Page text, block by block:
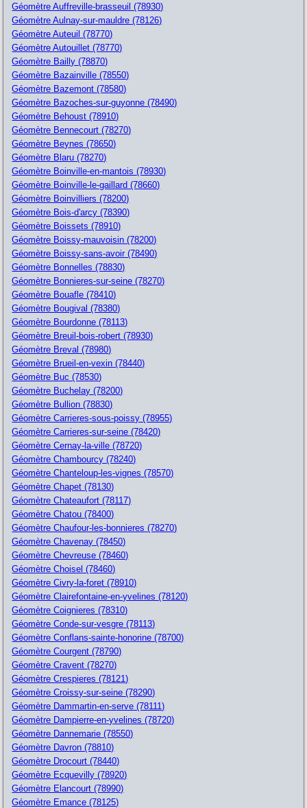
Géomètre Auffreville-brasseuil (78930)
Géomètre Aulnay-sur-mauldre (78126)
Géomètre Auteuil (78770)
Géomètre Autouillet (78770)
Géomètre Bailly (78870)
Géomètre Bazainville (78550)
Géomètre Bazemont (78580)
Géomètre Bazoches-sur-guyonne (78490)
Géomètre Behoust (78910)
Géomètre Bennecourt (78270)
Géomètre Beynes (78650)
Géomètre Blaru (78270)
Géomètre Boinville-en-mantois (78930)
Géomètre Boinville-le-gaillard (78660)
Géomètre Boinvilliers (78200)
Géomètre Bois-d'arcy (78390)
Géomètre Boissets (78910)
Géomètre Boissy-mauvoisin (78200)
Géomètre Boissy-sans-avoir (78490)
Géomètre Bonnelles (78830)
Géomètre Bonnieres-sur-seine (78270)
Géomètre Bouafle (78410)
Géomètre Bougival (78380)
Géomètre Bourdonne (78113)
Géomètre Breuil-bois-robert (78930)
Géomètre Breval (78980)
Géomètre Brueil-en-vexin (78440)
Géomètre Buc (78530)
Géomètre Buchelay (78200)
Géomètre Bullion (78830)
Géomètre Carrieres-sous-poissy (78955)
Géomètre Carrieres-sur-seine (78420)
Géomètre Cernay-la-ville (78720)
Géomètre Chambourcy (78240)
Géomètre Chanteloup-les-vignes (78570)
Géomètre Chapet (78130)
Géomètre Chateaufort (78117)
Géomètre Chatou (78400)
Géomètre Chaufour-les-bonnieres (78270)
Géomètre Chavenay (78450)
Géomètre Chevreuse (78460)
Géomètre Choisel (78460)
Géomètre Civry-la-foret (78910)
Géomètre Clairefontaine-en-yvelines (78120)
Géomètre Coignieres (78310)
Géomètre Conde-sur-vesgre (78113)
Géomètre Conflans-sainte-honorine (78700)
Géomètre Courgent (78790)
Géomètre Cravent (78270)
Géomètre Crespieres (78121)
Géomètre Croissy-sur-seine (78290)
Géomètre Dammartin-en-serve (78111)
Géomètre Dampierre-en-yvelines (78720)
Géomètre Dannemarie (78550)
Géomètre Davron (78810)
Géomètre Drocourt (78440)
Géomètre Ecquevilly (78920)
Géomètre Elancourt (78990)
Géomètre Emance (78125)